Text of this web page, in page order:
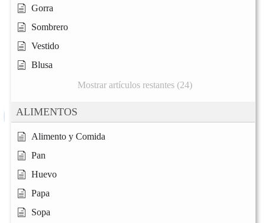
Gorra
Sombrero
Vestido
Blusa
Mostrar artículos restantes (24)
ALIMENTOS
Alimento y Comida
Pan
Huevo
Papa
Sopa